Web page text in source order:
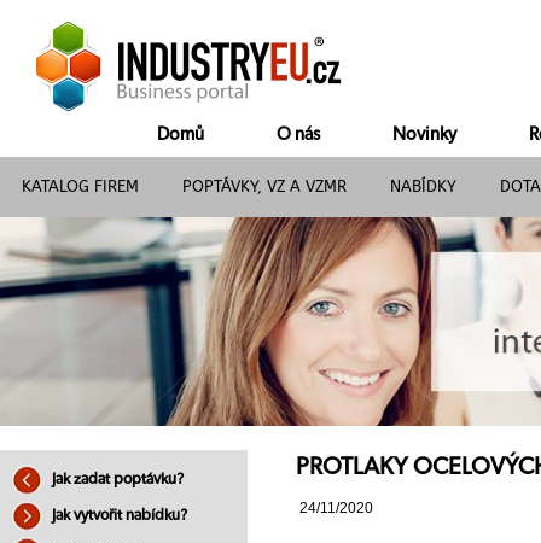
Domů O nás Novinky
KATALOG FIREM POPTÁVKY, VZ A VZMR NABÍDKY
Jak zadat poptávku?
Jak vytvořit nabídku?
PROTLAKY
24/11/2020